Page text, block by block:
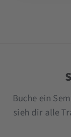
Buche ein
sieh dir alle